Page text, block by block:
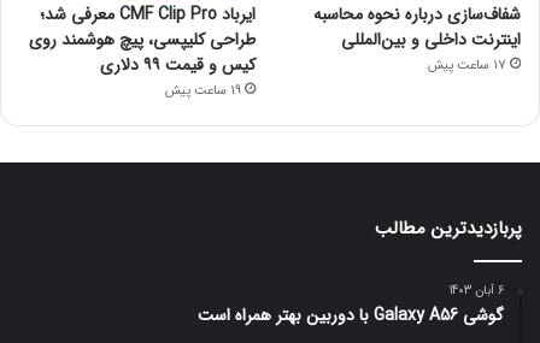
شفاف‌سازی درباره نحوه محاسبه
اینترنت داخلی و بین‌المللی
17 ساعت پیش
ایرباد CMF Clip Pro معرفی شد؛
طراحی کلیپسی، پیچ هوشمند روی
کیس و قیمت ۹۹ دلاری
19 ساعت پیش
پربازدیدترین مطالب
6 آبان 1403
گوشی Galaxy A56 با دوربین بهتر همراه است